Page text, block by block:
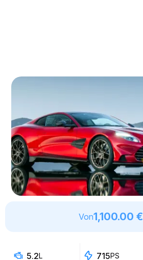
Von1,100.00 €
5.2L 715PS